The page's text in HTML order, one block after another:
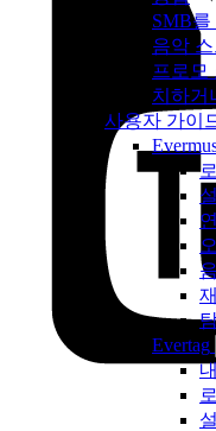
SMB를
음악
프로모
치하거
사용자 가이
Evertag